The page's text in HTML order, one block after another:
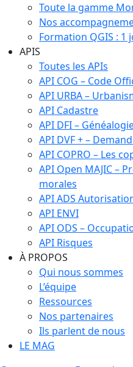
Toute la gamme
Nos
Formation QGIS : 1
APIS
Toutes les APIs
API COG – Code
API URBA –
API Cadastre
API DFI –
API DVF + –
API COPRO – Les
API Open MAJIC –
morales
API ADS
API ENVI
API ODS –
API Risques
À PROPOS
Qui nous sommes
L’équipe
Ressources
Nos partenaires
Ils parlent de nous
LE MAG